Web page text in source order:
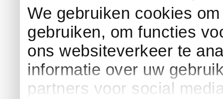
We gebruiken cookies
gebruiken, om functies
ons websiteverkeer te
informatie over uw
partners voor social